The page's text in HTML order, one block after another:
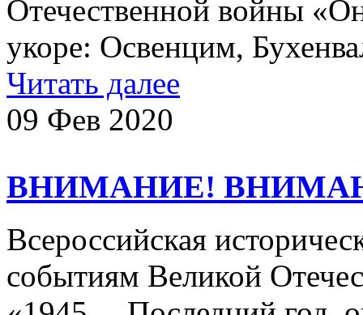
Отечественной войны
укоре: Освенцим,
Читать далее
09 Фев 2020
ВНИМАНИЕ!
Всероссийская
событиям Великой